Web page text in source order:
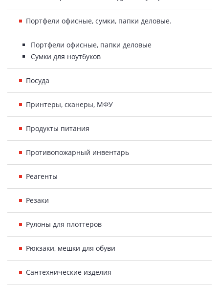
Портфели офисные, сумки, папки деловые.
Портфели офисные, папки деловые
Сумки для ноутбуков
Посуда
Принтеры, сканеры, МФУ
Продукты питания
Противопожарный инвентарь
Реагенты
Резаки
Рулоны для плоттеров
Рюкзаки, мешки для обуви
Сантехнические изделия